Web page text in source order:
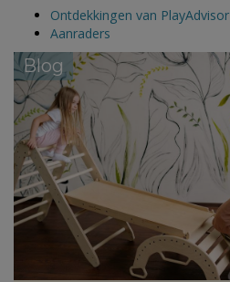
Ontdekkingen van PlayAdvisor
Aanraders
Blog